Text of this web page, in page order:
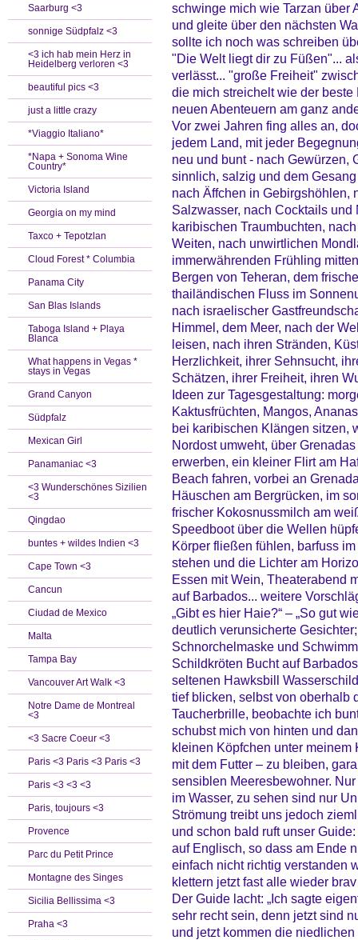
Saarburg <3
sonnige Südpfalz <3
<3 ich hab mein Herz in
Heidelberg verloren <3
beautiful pics <3
just a little crazy
*Viaggio Italiano*
*Napa + Sonoma Wine
Country*
Victoria Island
Georgia on my mind
Taxco + Tepotzlan
Cloud Forest * Columbia
Panama City
San Blas Islands
Taboga Island + Playa
Blanca
What happens in Vegas *
stays in Vegas
Grand Canyon
Südpfalz
Mexican Girl
Panamaniac <3
<3 Wunderschönes Sizilien
<3
Qingdao
buntes + wildes Indien <3
Cape Town <3
Cancun
Ciudad de Mexico
Malta
Tampa Bay
Vancouver Art Walk <3
Notre Dame de Montreal
<3
<3 Sacre Coeur <3
Paris <3 Paris <3 Paris <3
Paris <3 <3 <3
Paris, toujours <3
Provence
Parc du Petit Prince
Montagne des Singes
Sicilia Bellissima <3
Praha <3
schwinge mich wie Tarzan über
und gleite über den nächsten
sollte ich noch was schreiben
"Die Welt liegt dir zu Füßen"...
verlässt... "große Freiheit"
die mich streichelt wie der
neuen Abenteuern am ganz
Vor zwei Jahren fing alles an,
jedem Land, mit jeder
neu und bunt - nach Gewürzen,
sinnlich, salzig und dem
nach Äffchen in Gebirgshöhlen,
Salzwasser, nach Cocktails
karibischen Traumbuchten,
Weiten, nach unwirtlichen
immerwährenden Frühling
Bergen von Teheran, dem
thailändischen Fluss im
nach israelischer
Himmel, dem Meer, nach der
leisen, nach ihren Stränden,
Herzlichkeit, ihrer Sehnsucht,
Schätzen, ihrer Freiheit, ihren
Ideen zur Tagesgestaltung:
Kaktusfrüchten, Mangos,
bei karibischen Klängen sitzen,
Nordost umweht, über
erwerben, ein kleiner Flirt am
Beach fahren, vorbei an
Häuschen am Bergrücken, im
frischer Kokosnussmilch am
Speedboot über die Wellen
Körper fließen fühlen, barfuss
stehen und die Lichter am
Essen mit Wein, Theaterabend
auf Barbados... weitere
„Gibt es hier Haie?“ – „So gut
deutlich verunsicherte
Schnorchelmaske und
Schildkröten Bucht auf
seltenen Hawksbill
tief blicken, selbst von oberhalb
Taucherbrille, beobachte ich
schubst mich von hinten und
kleinen Köpfchen unter
mit dem Futter – zu bleiben,
sensiblen Meeresbewohner.
im Wasser, zu sehen sind nur
Strömung treibt uns jedoch
und schon bald ruft unser
auf Englisch, so dass am Ende
einfach nicht richtig verstanden
klettern jetzt fast alle wieder
Der Guide lacht: „Ich sagte
sehr recht sein, denn jetzt sind
und jetzt kommen die